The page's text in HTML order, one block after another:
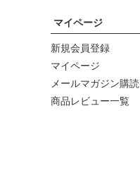
マイページ
新規会員登録
マイページ
メールマガジン購読
商品レビュー一覧